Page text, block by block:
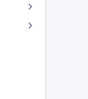
keyboard_arrow_right
keyboard_arrow_right